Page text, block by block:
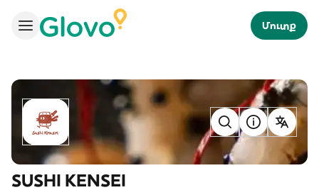
Մուտք
SUSHI KENSEI